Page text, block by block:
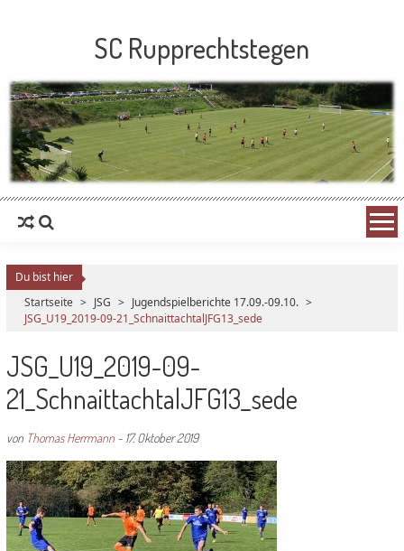
SC Rupprechtstegen
Du bist hier
Startseite > JSG > Jugendspielberichte 17.09.-09.10. >
JSG_U19_2019-09-21_SchnaittachtalJFG13_sede
JSG_U19_2019-09-
21_SchnaittachtalJFG13_sede
von Thomas Herrmann- 17. Oktober 2019